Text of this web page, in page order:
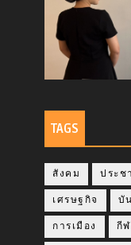
TAGS
สังคม ประช
เศรษฐกิจ บั
การเมือง กี